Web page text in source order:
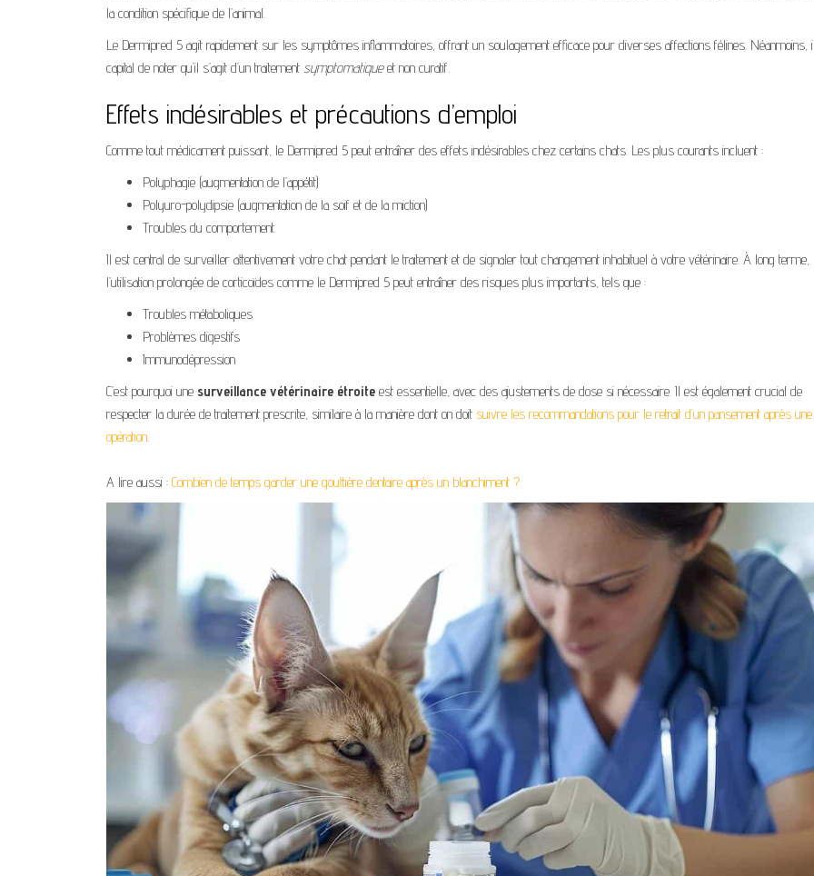
la condition spécifique de l’animal.
Le Dermipred 5 agit rapidement sur les symptômes inflammatoires, offrant un soulagement efficace pour diverses affections félines. Néanmoins,
capital de noter qu’il s’agit d’un traitement symptomatiqueet non curatif.
Effets indésirables et précautions d’emploi
Comme tout médicament puissant, le Dermipred 5 peut entraîner des effets indésirables chez certains chats. Les plus courants incluent :
Polyphagie (augmentation de l’appétit)
Polyuro-polydipsie (augmentation de la soif et de la miction)
Troubles du comportement
Il est central de surveiller attentivement votre chat pendant le traitement et de signaler tout changement inhabituel à votre vétérinaire. À long terme,
l’utilisation prolongée de corticoïdes comme le Dermipred 5 peut entraîner des risques plus importants, tels que :
Troubles métaboliques
Problèmes digestifs
Immunodépression
C’est pourquoi une surveillance vétérinaire étroite est essentielle, avec des ajustements de dose si nécessaire. Il est également crucial de
respecter la durée de traitement prescrite, similaire à la manière dont on doit suivre les recommandations pour le retrait d’un pansement après une
opération.
A lire aussi : Combien de temps garder une gouttière dentaire après un blanchiment ?